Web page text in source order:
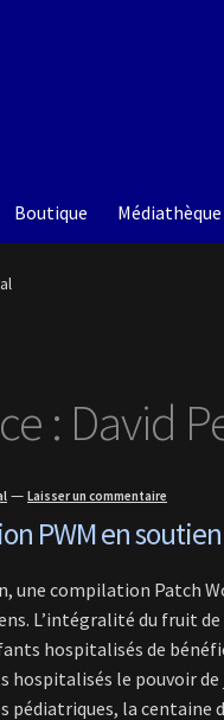
Boutique Médiathèque
: David
— Laisser un commentaire
PWM en
une compilation Patch
L’intégralité du fruit de
hospitalisés de
hospitalisés le pouvoir de
pédiatriques, la centaine